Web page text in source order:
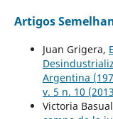
Artigos
Juan Grigera,
Argentina
v. 5 n. 10
Victoria